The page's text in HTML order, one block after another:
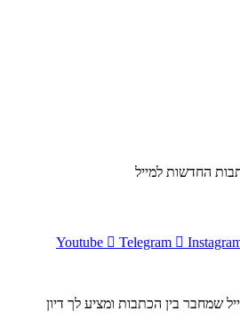
החדשות למייל
Youtube Telegram
שמחבר בין הכתבות ומציע לך דיון